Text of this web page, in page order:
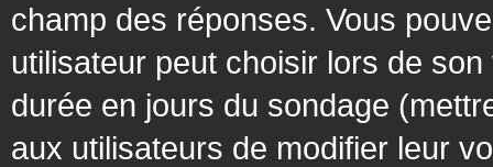
champ des réponses. Vous
utilisateur peut choisir lors de
durée en jours du sondage
aux utilisateurs de modifier leur